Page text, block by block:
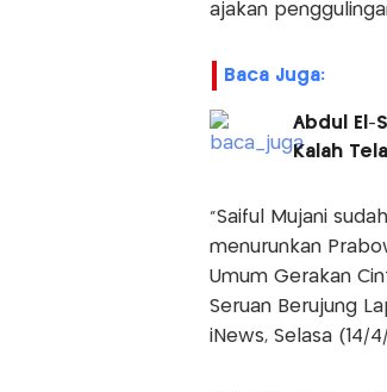
ajakan
Baca Juga:
Abdul El-
Kalah
"Saiful Mujani
menurunkan
Umum Gerakan
Seruan Berujung
iNews, Selasa (14/